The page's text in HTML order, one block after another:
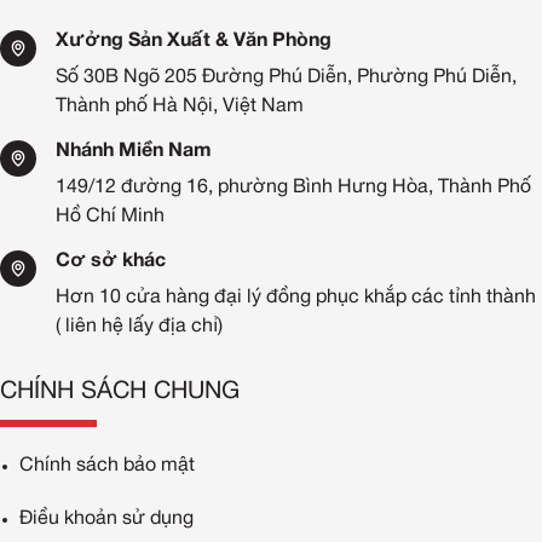
Thể hiện hình ảnh chuyên nghiệp:
dàng nhận biết thương hiệu, đồng thời cảm nhận rõ
phong thái chỉn chu của doanh nghiệp trong mọi hoạt
động.
Nâng cao giá trị thương hiệu: Mỗi bộ đồng phục đẹp và
phù hợp chính là “kênh truyền thông di động” giúp doanh
Xưởng Sản Xuất & Văn Phòng
Số 30B Ngõ 205 Đường Phú Diễn, Phường Phú Diễn,
Thành phố Hà Nội, Việt Nam
Nhánh Miền Nam
149/12 đường 16, phường Bình Hưng Hòa, Thành Phố
Hồ Chí Minh
Cơ sở khác
Hơn 10 cửa hàng đại lý đồng phục khắp các tỉnh thành
( liên hệ lấy địa chỉ)
CHÍNH SÁCH CHUNG
Chính sách bảo mật
Điều khoản sử dụng